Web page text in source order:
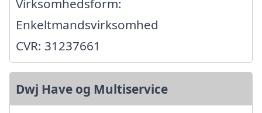
Virksomhedsform:
Enkeltmandsvirksomhed
CVR: 31237661
Dwj Have og Multiservice